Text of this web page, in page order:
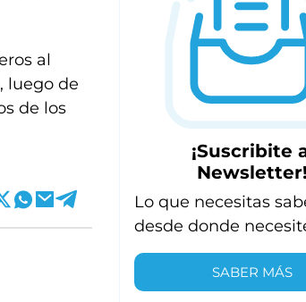
al
luego de
de los
¡Suscribite
Newsletter!
Lo que necesitas
desde donde
SABER MÁS